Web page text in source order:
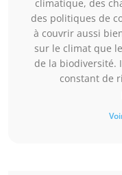
climatique, des
des politiques de
à couvrir aussi
sur le climat que
de la biodiversité.
constant de